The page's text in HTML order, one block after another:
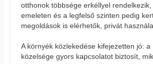
otthonok többsége erkéllyel
emeleten és a legfelső szinten pedig
megoldások is elérhetők, privát
A környék közlekedése kifejezetten jó:
közelsége gyors kapcsolatot biztosít,